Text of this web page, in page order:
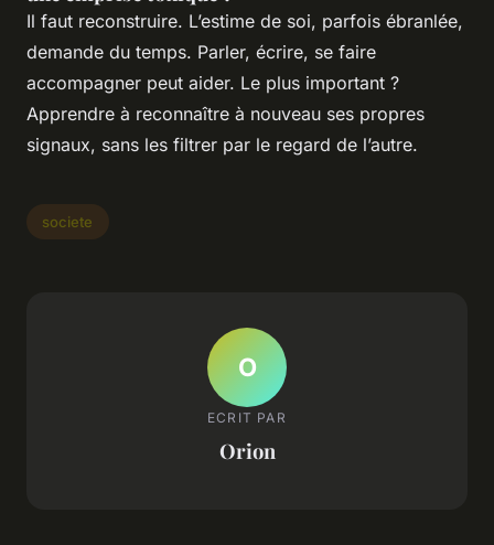
Il faut reconstruire. L’estime de soi, parfois ébranlée,
demande du temps. Parler, écrire, se faire
accompagner peut aider. Le plus important ?
Apprendre à reconnaître à nouveau ses propres
signaux, sans les filtrer par le regard de l’autre.
societe
O
ECRIT PAR
Orion